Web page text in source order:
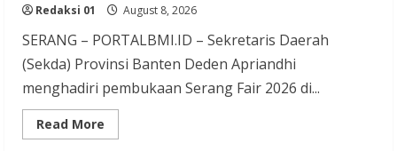
Keluhkan Dugaan Peredaran Miras di
Room Karaoke Berizin Restoran
Redaksi 01 August 8, 2026
Redaksi 01 August 8, 2026
SERANG – PORTALBMI.ID – Sekretaris Daerah
(Sekda) Provinsi Banten Deden Apriandhi
menghadiri pembukaan Serang Fair 2026 di...
Read More
more